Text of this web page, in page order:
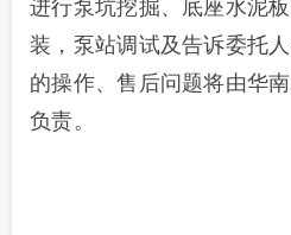
进行泵坑挖掘、底座水泥
装，泵站调试及告诉委托
的操作、售后问题将由华
负责。